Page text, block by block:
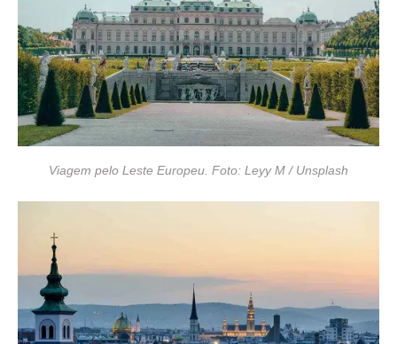
Viagem pelo Leste Europeu. Foto: Leyy M / Unsplash